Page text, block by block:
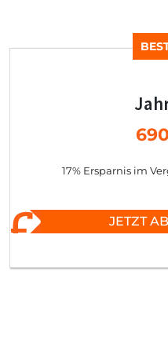
17% Ersparnis im
JETZT